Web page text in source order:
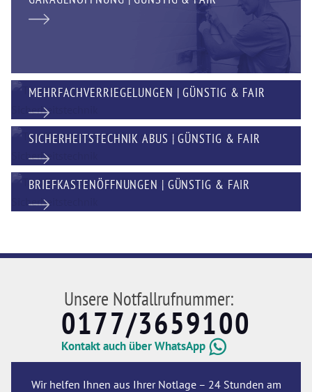
MEHRFACHVERRIEGELUNGEN | GÜNSTIG & FAIR
SICHERHEITSTECHNIK ABUS | GÜNSTIG & FAIR
BRIEFKASTENÖFFNUNGEN | GÜNSTIG & FAIR
Unsere Notfallrufnummer:
0177/3659100
Kontakt auch über WhatsApp
Wir helfen Ihnen aus Ihrer Notlage – 24 Stunden am